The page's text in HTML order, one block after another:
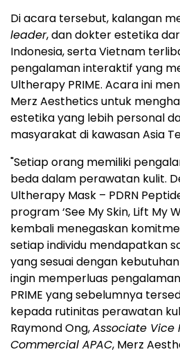
Di acara tersebut, kalangan
leader, dan dokter estetika
Indonesia, serta Vietnam
pengalaman interaktif yang
Ultherapy PRIME. Acara ini
Merz Aesthetics untuk
estetika yang lebih personal
masyarakat di kawasan Asia
"Setiap orang memiliki
beda dalam perawatan kulit.
Ultherapy Mask – PDRN
program ‘See My Skin, Lift My
kembali menegaskan
setiap individu mendapatkan
yang sesuai dengan
ingin memperluas
PRIME yang sebelumnya
kepada rutinitas perawatan
Raymond Ong,Associate Vice
Commercial APAC, Merz